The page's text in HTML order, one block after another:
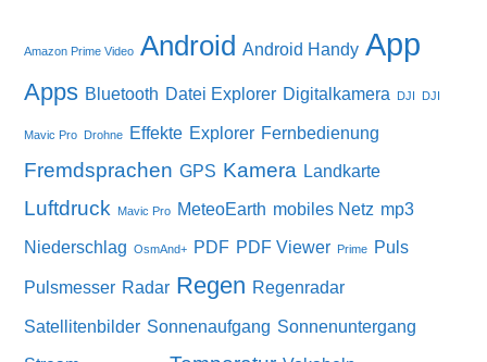
Amazon Prime Video Android Android Handy App
Apps Bluetooth Datei Explorer Digitalkamera DJI DJI
Mavic Pro Drohne Effekte Explorer Fernbedienung
Fremdsprachen GPS Kamera Landkarte
Luftdruck Mavic Pro MeteoEarth mobiles Netz mp3
Niederschlag OsmAnd+ PDF PDF Viewer Prime Puls
Pulsmesser Radar Regen Regenradar
Satellitenbilder Sonnenaufgang Sonnenuntergang